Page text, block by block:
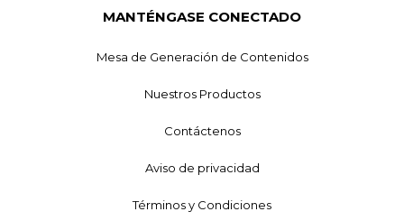
MANTÉNGASE CONECTADO
Mesa de Generación de Contenidos
Nuestros Productos
Contáctenos
Aviso de privacidad
Términos y Condiciones